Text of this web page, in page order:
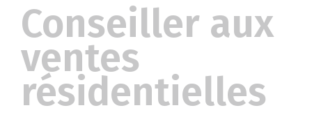
Conseiller aux
ventes
résidentielles